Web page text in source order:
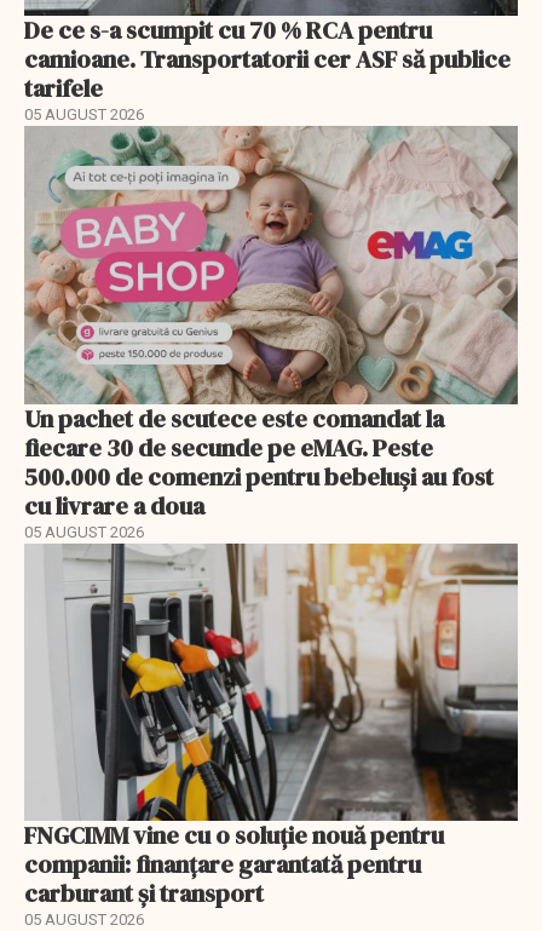
De ce s-a scumpit cu 70 % RCA pentru
camioane. Transportatorii cer ASF să publice
tarifele
05 AUGUST 2026
Un pachet de scutece este comandat la
fiecare 30 de secunde pe eMAG. Peste
500.000 de comenzi pentru bebeluși au fost
cu livrare a doua
05 AUGUST 2026
FNGCIMM vine cu o soluție nouă pentru
companii: finanțare garantată pentru
carburant și transport
05 AUGUST 2026